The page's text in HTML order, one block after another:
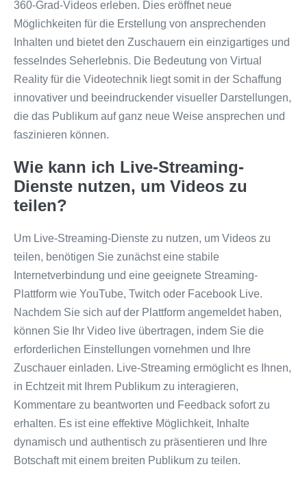
360-Grad-Videos erleben. Dies eröffnet neue
Möglichkeiten für die Erstellung von ansprechenden
Inhalten und bietet den Zuschauern ein einzigartiges und
fesselndes Seherlebnis. Die Bedeutung von Virtual
Reality für die Videotechnik liegt somit in der Schaffung
innovativer und beeindruckender visueller Darstellungen,
die das Publikum auf ganz neue Weise ansprechen und
faszinieren können.
Wie kann ich Live-Streaming-
Dienste nutzen, um Videos zu
teilen?
Um Live-Streaming-Dienste zu nutzen, um Videos zu
teilen, benötigen Sie zunächst eine stabile
Internetverbindung und eine geeignete Streaming-
Plattform wie YouTube, Twitch oder Facebook Live.
Nachdem Sie sich auf der Plattform angemeldet haben,
können Sie Ihr Video live übertragen, indem Sie die
erforderlichen Einstellungen vornehmen und Ihre
Zuschauer einladen. Live-Streaming ermöglicht es Ihnen,
in Echtzeit mit Ihrem Publikum zu interagieren,
Kommentare zu beantworten und Feedback sofort zu
erhalten. Es ist eine effektive Möglichkeit, Inhalte
dynamisch und authentisch zu präsentieren und Ihre
Botschaft mit einem breiten Publikum zu teilen.